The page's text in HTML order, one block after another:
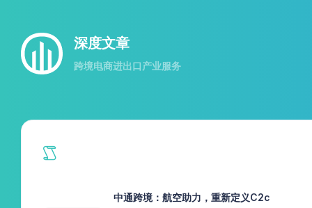
深度文章
跨境电商进出口产业服务
中通跨境：航空助力，重新定义C2c